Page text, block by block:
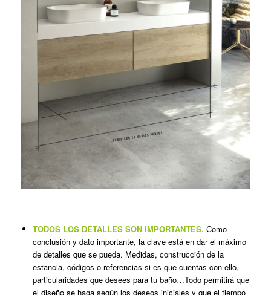
TODOS LOS DETALLES SON IMPORTANTES. Como
conclusión y dato importante, la clave está en dar el máximo
de detalles que se pueda. Medidas, construcción de la
estancia, códigos o referencias si es que cuentas con ello,
particularidades que desees para tu baño…Todo permitirá que
el diseño se haga según los deseos iniciales y que el tiempo